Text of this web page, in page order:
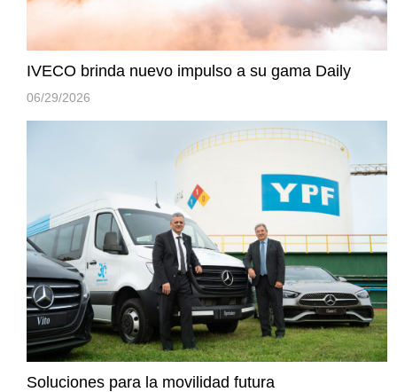
IVECO brinda nuevo impulso a su gama Daily
06/29/2026
Soluciones para la movilidad futura